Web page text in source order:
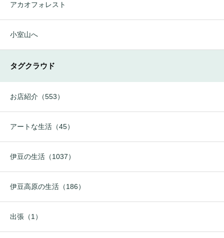
アカオフォレスト
小室山へ
タグクラウド
お店紹介（553）
アートな生活（45）
伊豆の生活（1037）
伊豆高原の生活（186）
出張（1）